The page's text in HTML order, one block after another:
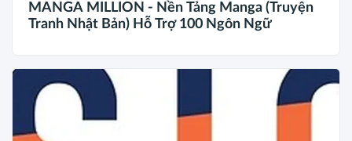
MANGA MILLION - Nền Tảng Manga (Truyện
Tranh Nhật Bản) Hỗ Trợ 100 Ngôn Ngữ